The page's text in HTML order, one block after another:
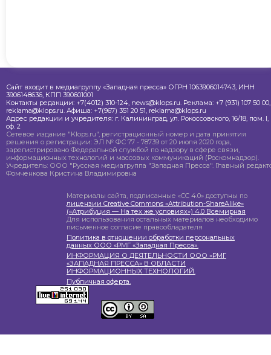
Сайт входит в медиагруппу «Западная пресса» ОГРН 1063906014743, ИНН
3906148636, КПП 390601001
Контакты редакции: +7(4012) 310-124, news@klops.ru. Реклама: +7 (931) 107 50 00,
reklama@klops.ru. Афиша: +7(967) 351 20 51, reklama@klops.ru
Адрес редакции и учредителя: г. Калининград, ул. Рокоссовского, 16/18, пом. I,
оф. 2
Сетевое издание "Klops.ru", регистрационный номер и дата принятия
решения о регистрации: ЭЛ № ФС 77 - 78739 от 20 июля 2020 года,
зарегистрировано Федеральной службой по надзору в сфере связи,
информационных технологий и массовых коммуникаций (Роскомнадзор).
Учредитель: ООО "Русская медиагруппа "Западная Пресса". Главный
Фомченкова Кристина Владимировна
Материалы сайта, подписанные «CC 4.0» доступны по
лицензии Creative Commons «Attribution-ShareAlike»
(«Атрибуция — На тех же условиях») 4.0 Всемирная
Для использования остальных материалов необходимо
письменное согласие правообладателя
Политика в отношении обработки персональных
данных ООО «РМГ «Западная Пресса».
ИНФОРМАЦИЯ О ДЕЯТЕЛЬНОСТИ ООО «РМГ
«ЗАПАДНАЯ ПРЕССА» В ОБЛАСТИ
ИНФОРМАЦИОННЫХ ТЕХНОЛОГИЙ.
Публичная оферта.